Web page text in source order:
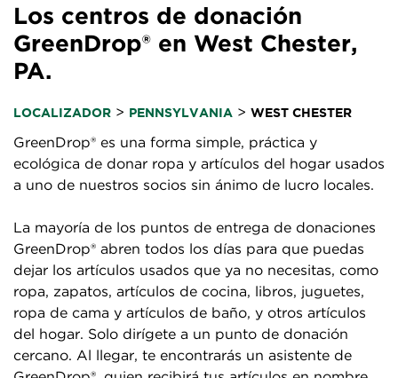
Los centros de donación
GreenDrop® en West Chester,
PA.
LOCALIZADOR > PENNSYLVANIA > WEST CHESTER
GreenDrop® es una forma simple, práctica y
ecológica de donar ropa y artículos del hogar usados
a uno de nuestros socios sin ánimo de lucro locales.
La mayoría de los puntos de entrega de donaciones
GreenDrop® abren todos los días para que puedas
dejar los artículos usados que ya no necesitas, como
ropa, zapatos, artículos de cocina, libros, juguetes,
ropa de cama y artículos de baño, y otros artículos
del hogar. Solo dirígete a un punto de donación
cercano. Al llegar, te encontrarás un asistente de